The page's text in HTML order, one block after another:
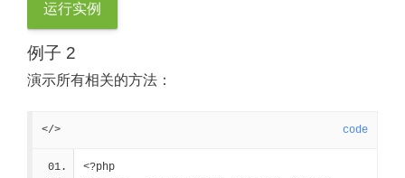
运行实例
例子 2
演示所有相关的方法：
</> code
<?php